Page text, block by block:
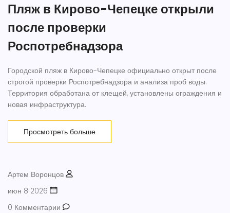
Пляж в Кирово-Чепецке открыли
после проверки
Роспотребнадзора
Городской пляж в Кирово-Чепецке официально открыт после
строгой проверки Роспотребнадзора и анализа проб воды.
Территория обработана от клещей, установлены ограждения и
новая инфраструктура.
Просмотреть больше
Артем Воронцов
июн 8 2026
0 Комментарии